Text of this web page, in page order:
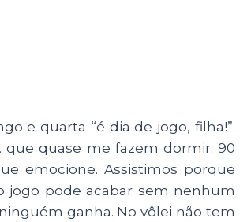
e quarta “é dia de jogo, filha!”.
que quase me fazem dormir. 90
emocione. Assistimos porque
jogo pode acabar sem nenhum
ganha. No vôlei não tem